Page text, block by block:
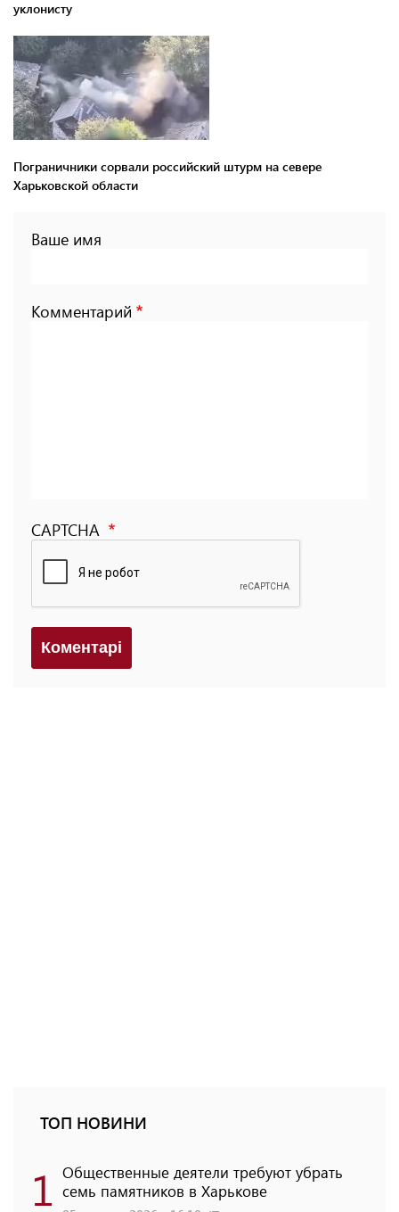
уклонисту
Пограничники сорвали российский штурм на севере
Харьковской области
Ваше имя
Комментарий
CAPTCHA
Коментарi
ТОП НОВИНИ
1 Общественные деятели требуют убрать
семь памятников в Харькове